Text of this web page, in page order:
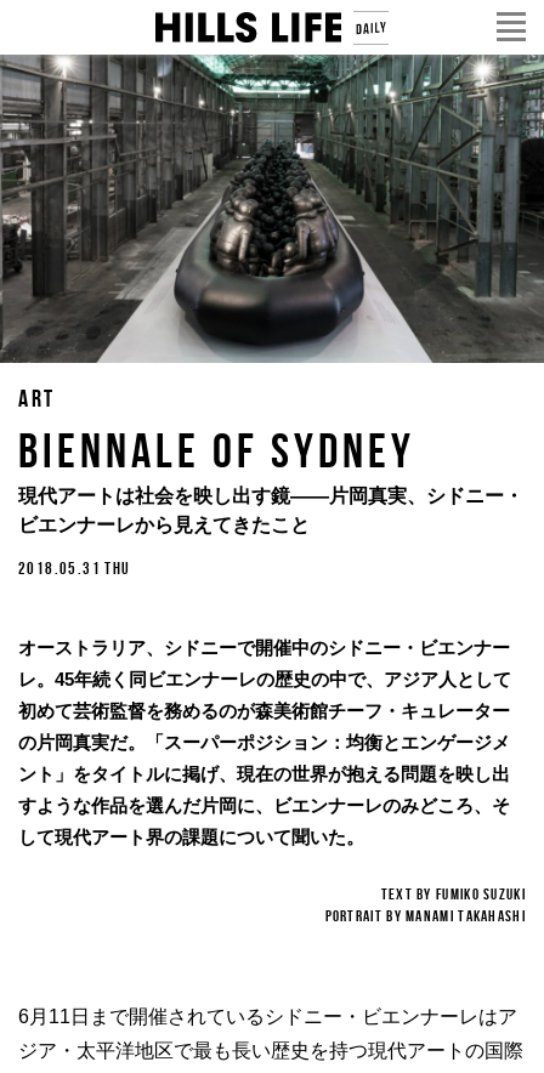
ART
Biennale of Sydney
現代アートは社会を映し出す鏡——片岡真実、シドニー・
ビエンナーレから見えてきたこと
2018.05.31 THU
オーストラリア、シドニーで開催中のシドニー・ビエンナー
レ。45年続く同ビエンナーレの歴史の中で、アジア人として
初めて芸術監督を務めるのが森美術館チーフ・キュレーター
の片岡真実だ。「スーパーポジション：均衡とエンゲージメ
ント」をタイトルに掲げ、現在の世界が抱える問題を映し出
すような作品を選んだ片岡に、ビエンナーレのみどころ、そ
して現代アート界の課題について聞いた。
TEXT BY Fumiko Suzuki
Portrait by Manami Takahashi
6月11日まで開催されているシドニー・ビエンナーレはア
ジア・太平洋地区で最も長い歴史を持つ現代アートの国際